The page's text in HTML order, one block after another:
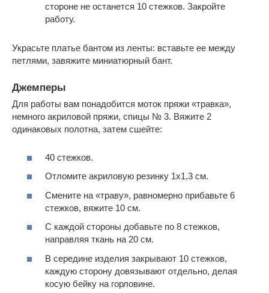
стороне не останется 10 стежков. Закройте
работу.
Украсьте платье бантом из ленты: вставьте ее между
петлями, завяжите миниатюрный бант.
Джемперы
Для работы вам понадобится моток пряжи «травка»,
немного акриловой пряжи, спицы № 3. Вяжите 2
одинаковых полотна, затем сшейте:
40 стежков.
Отломите акриловую резинку 1х1,3 см.
Смените на «траву», равномерно прибавьте 6
стежков, вяжите 10 см.
С каждой стороны добавьте по 8 стежков,
направляя ткань на 20 см.
В середине изделия закрывают 10 стежков,
каждую сторону довязывают отдельно, делая
косую бейку на горловине.